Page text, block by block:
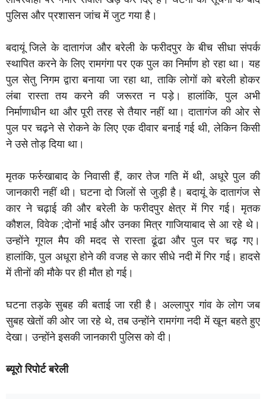
पुलिस और प्रशासन जांच में जुट गया है।
बदायूं जिले के दातागंज और बरेली के फरीदपुर के बीच सीधा संपर्क
स्थापित करने के लिए रामगंगा पर एक पुल का निर्माण हो रहा था। यह
पुल सेतु निगम द्वारा बनाया जा रहा था, ताकि लोगों को बरेली होकर
लंबा रास्ता तय करने की जरूरत न पड़े। हालांकि, पुल अभी
निर्माणाधीन था और पूरी तरह से तैयार नहीं था। दातागंज की ओर से
पुल पर चढ़ने से रोकने के लिए एक दीवार बनाई गई थी, लेकिन किसी
ने उसे तोड़ दिया था।
मृतक फर्रुखाबाद के निवासी हैं, कार तेज गति में थी, अधूरे पुल की
जानकारी नहीं थी। घटना दो जिलों से जुड़ी है। बदायूं के दातागंज से
कार ने चढ़ाई की और बरेली के फरीदपुर क्षेत्र में गिर गई। मृतक
कौशल, विवेक ;दोनों भाई और उनका मित्र गाजियाबाद से आ रहे थे।
उन्होंने गूगल मैप की मदद से रास्ता ढूंढा और पुल पर चढ़ गए।
हालांकि, पुल अधूरा होने की वजह से कार सीधे नदी में गिर गई। हादसे
में तीनों की मौके पर ही मौत हो गई।
घटना तड़के सुबह की बताई जा रही है। अल्लापुर गांव के लोग जब
सुबह खेतों की ओर जा रहे थे, तब उन्होंने रामगंगा नदी में खून बहते हुए
देखा। उन्होंने इसकी जानकारी पुलिस को दी।
ब्यूरो रिपोर्ट बरेली